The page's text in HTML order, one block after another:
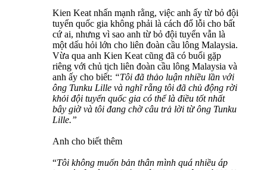
Kien Keat nhấn mạnh rằng, việc anh ấy từ bỏ đội
tuyển quốc gia không phải là cách đổ lỗi cho bất
cứ ai, nhưng vì sao anh từ bỏ đội tuyển vẫn là
một dấu hỏi lớn cho liên đoàn cầu lông Malaysia.
Vừa qua anh Kien Keat cũng đã có buổi gặp
riêng với chủ tịch liên đoàn cầu lông Malaysia và
anh ấy cho biết: “Tôi đã thảo luận nhiều lần với
ông Tunku Lille và nghĩ rẵng tôi đã chủ động rời
khỏi đội tuyển quốc gia có thể là điều tốt nhất
bây giờ và tôi đang chờ câu trả lời từ ông Tunku
Lille.”
Anh cho biết thêm
“Tôi không muốn bản thân mình quá nhiều áp